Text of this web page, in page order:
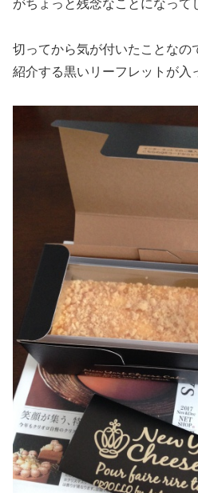
がちょっと残念なことになって
切ってから気が付いたことなの
紹介する黒いリーフレットが入